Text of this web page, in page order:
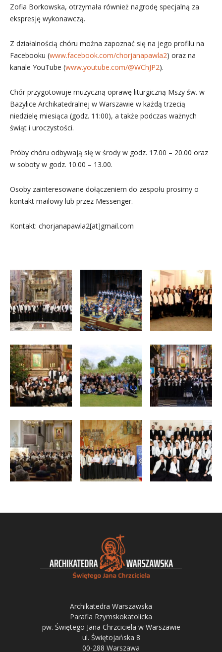
Zofia Borkowska, otrzymała również nagrodę specjalną za
ekspresję wykonawczą.
Z działalnością chóru można zapoznać się na jego profilu na
Facebooku (www.facebook.com/chorjanapawla2) oraz na
kanale YouTube (www.youtube.com/@WChJP2).
Chór przygotowuje muzyczną oprawę liturgiczną Mszy św. w
Bazylice Archikatedralnej w Warszawie w każdą trzecią
niedzielę miesiąca (godz. 11:00), a także podczas ważnych
świąt i uroczystości.
Próby chóru odbywają się w środy w godz. 17.00 – 20.00 oraz
w soboty w godz. 10.00 – 13.00.
Osoby zainteresowane dołączeniem do zespołu prosimy o
kontakt mailowy lub przez Messenger.
Kontakt: chorjanapawla2[at]gmail.com
Archikatedra Warszawska
Parafia Rzymskokatolicka
pw. Świętego Jana Chrzciciela w Warszawie
ul. Świętojańska 8
00-288 Warszawa